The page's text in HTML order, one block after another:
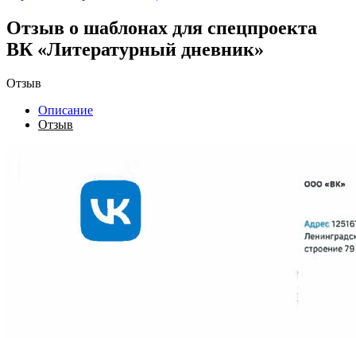
Отзыв о шаблонах для спецпроекта
ВК «Литературный дневник»
Отзыв
Описание
Отзыв